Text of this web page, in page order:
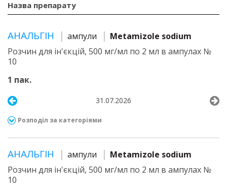
Назва препарату
АНАЛЬГІН ампули
Metamizole sodium
Розчин для ін'єкцій, 500 мг/мл по 2 мл в ампулах №
10
1 пак.
31.07.2026
Розподіл за категоріями
АНАЛЬГІН ампули
Metamizole sodium
Розчин для ін'єкцій, 500 мг/мл по 2 мл в ампулах №
10